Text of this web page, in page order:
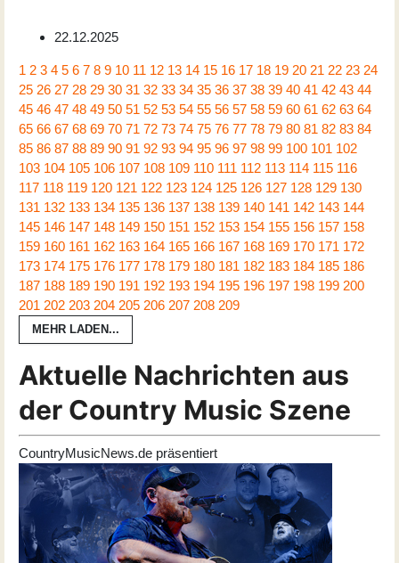
22.12.2025
1 2 3 4 5 6 7 8 9 10 11 12 13 14 15 16 17 18 19 20 21 22 23 24
25 26 27 28 29 30 31 32 33 34 35 36 37 38 39 40 41 42 43 44
45 46 47 48 49 50 51 52 53 54 55 56 57 58 59 60 61 62 63 64
65 66 67 68 69 70 71 72 73 74 75 76 77 78 79 80 81 82 83 84
85 86 87 88 89 90 91 92 93 94 95 96 97 98 99 100 101 102
103 104 105 106 107 108 109 110 111 112 113 114 115 116
117 118 119 120 121 122 123 124 125 126 127 128 129 130
131 132 133 134 135 136 137 138 139 140 141 142 143 144
145 146 147 148 149 150 151 152 153 154 155 156 157 158
159 160 161 162 163 164 165 166 167 168 169 170 171 172
173 174 175 176 177 178 179 180 181 182 183 184 185 186
187 188 189 190 191 192 193 194 195 196 197 198 199 200
201 202 203 204 205 206 207 208 209
MEHR LADEN...
Aktuelle Nachrichten aus
der Country Music Szene
CountryMusicNews.de präsentiert